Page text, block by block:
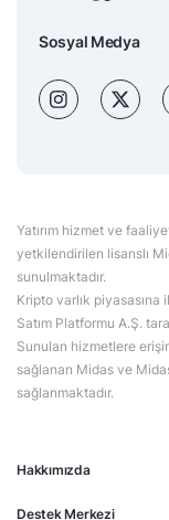
Hakkımızda
Destek Merkezi
Sosyal Medya
Yatırım hizmet ve
yetkilendirilen lisanslı
sunulmaktadır.
Kripto varlık
Satım Platformu A.Ş.
Sunulan hizmetlere
sağlanan Midas ve
sağlanmaktadır.